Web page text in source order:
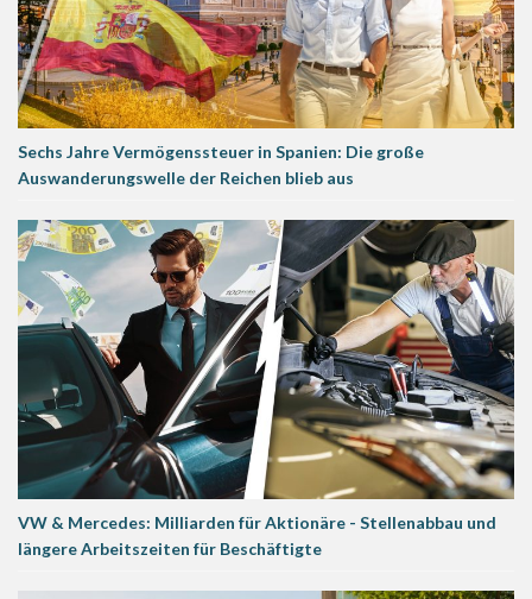
Sechs Jahre Vermögenssteuer in Spanien: Die große
Auswanderungswelle der Reichen blieb aus
VW & Mercedes: Milliarden für Aktionäre - Stellenabbau und
längere Arbeitszeiten für Beschäftigte